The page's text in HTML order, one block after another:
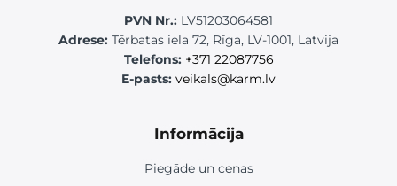
PVN Nr.: LV51203064581
Adrese: Tērbatas iela 72, Rīga, LV-1001, Latvija
Telefons: +371 22087756
E-pasts: veikals@karm.lv
Informācija
Piegāde un cenas